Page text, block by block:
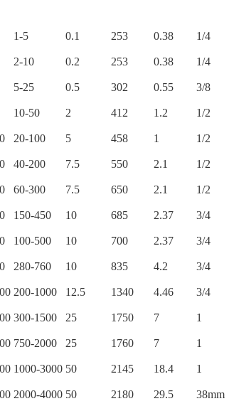
1-5 0.1 253 0.38 1/4
2-10 0.2 253 0.38 1/4
5-25 0.5 302 0.55 3/8
10-50 2 412 1.2 1/2
20-100 5 458 1 1/2
40-200 7.5 550 2.1 1/2
60-300 7.5 650 2.1 1/2
150-450 10 685 2.37 3/4
100-500 10 700 2.37 3/4
280-760 10 835 4.2 3/4
200-1000 12.5 1340 4.46 3/4
300-1500 25 1750 7 1
750-2000 25 1760 7 1
1000-3000 50 2145 18.4 1
2000-4000 50 2180 29.5 38mm